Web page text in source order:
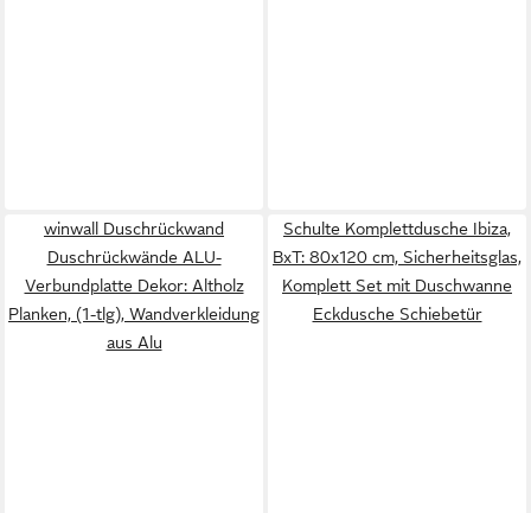
winwall Duschrückwand
Duschrückwände ALU-
Verbundplatte Dekor: Altholz
Planken, (1-tlg), Wandverkleidung
aus Alu
Schulte Komplettdusche Ibiza,
BxT: 80x120 cm, Sicherheitsglas,
Komplett Set mit Duschwanne
Eckdusche Schiebetür